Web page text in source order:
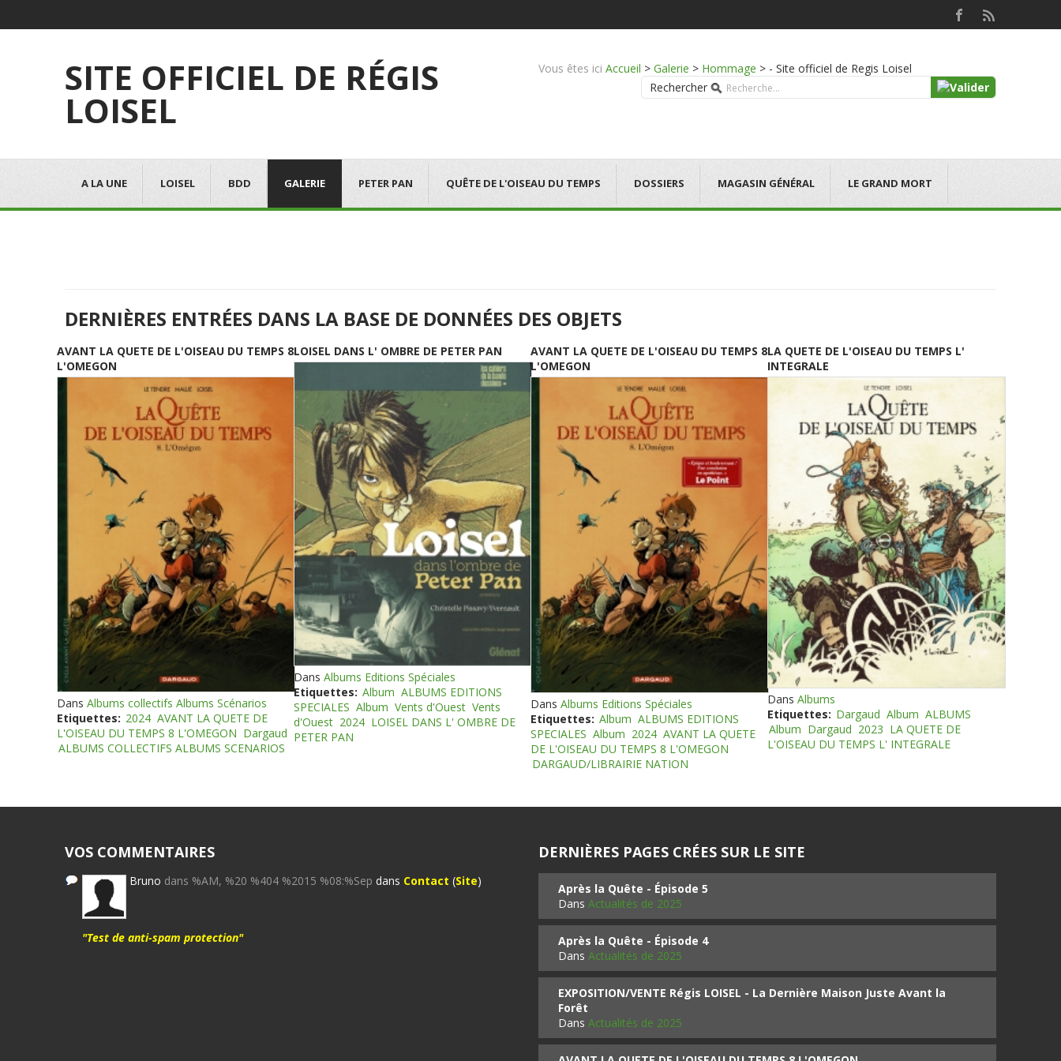
SITE OFFICIEL DE RÉGIS
LOISEL
Vous êtes ici Accueil > Galerie > Hommage > - Site officiel de Regis Loisel
Rechercher
A LA UNE LOISEL BDD GALERIE PETER PAN QUÊTE DE L'OISEAU DU TEMPS DOSSIERS MAGASIN GÉNÉRAL LE GRAND MORT
DERNIÈRES ENTRÉES DANS LA BASE DE DONNÉES DES OBJETS
AVANT LA QUETE DE L'OISEAU DU TEMPS 8
L'OMEGON
Dans Albums collectifs Albums Scénarios
Etiquettes: 2024 AVANT LA QUETE DE
L'OISEAU DU TEMPS 8 L'OMEGON Dargaud
ALBUMS COLLECTIFS ALBUMS SCENARIOS
LOISEL DANS L' OMBRE DE PETER PAN
Dans Albums Editions Spéciales
Etiquettes: Album ALBUMS EDITIONS
SPECIALES Album Vents d'Ouest Vents
d'Ouest 2024 LOISEL DANS L' OMBRE DE
PETER PAN
AVANT LA QUETE DE L'OISEAU DU TEMPS 8
L'OMEGON
Dans Albums Editions Spéciales
Etiquettes: Album ALBUMS EDITIONS
SPECIALES Album 2024 AVANT LA QUETE
DE L'OISEAU DU TEMPS 8 L'OMEGON
DARGAUD/LIBRAIRIE NATION
LA QUETE DE L'OISEAU DU TEMPS L'
INTEGRALE
Dans Albums
Etiquettes: Dargaud Album ALBUMS
Album Dargaud 2023 LA QUETE DE
L'OISEAU DU TEMPS L' INTEGRALE
VOS COMMENTAIRES
Bruno dans %AM, %20 %404 %2015 %08:%Sep dans Contact (Site)
"Test de anti-spam protection"
DERNIÈRES PAGES CRÉES SUR LE SITE
Après la Quête - Épisode 5
Dans Actualités de 2025
Après la Quête - Épisode 4
Dans Actualités de 2025
EXPOSITION/VENTE Régis LOISEL - La Dernière Maison Juste Avant la
Forêt
Dans Actualités de 2025